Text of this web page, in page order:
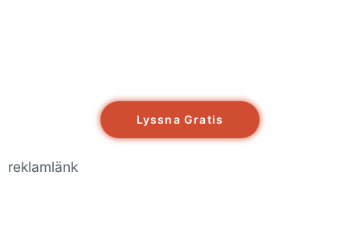
Lyssna Gratis
reklamlänk